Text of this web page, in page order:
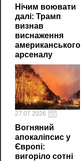
Нічим воювати
далі: Трамп
визнав
виснаження
американського
арсеналу
27.07.2026
Вогняний
апокаліпсис у
Європі:
вигоріло сотні